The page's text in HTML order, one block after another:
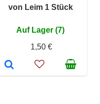
von Leim 1 Stück
Auf Lager (7)
1,50 €